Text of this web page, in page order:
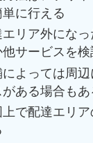
単に行える
エリア外にな
他サービスを
によっては周
がある場合もあ
上で配達エリ